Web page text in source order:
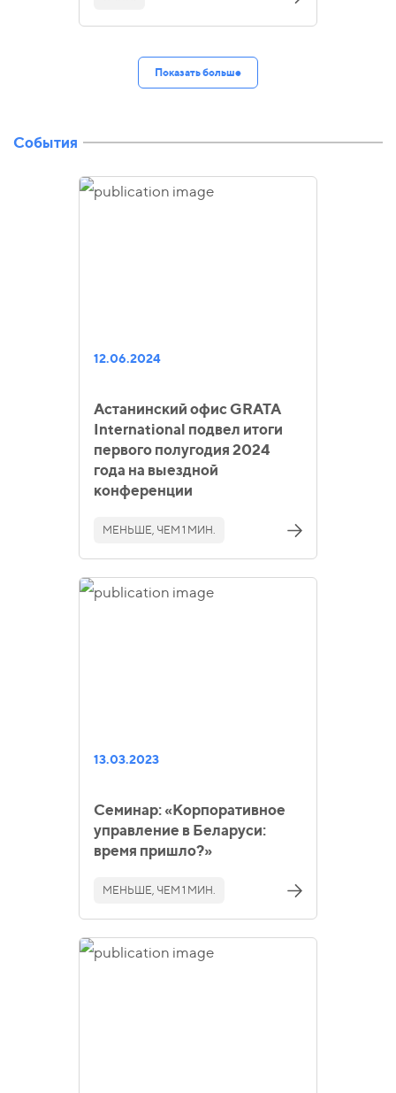
Показать больше
События
12.06.2024
Астанинский офис GRATA
International подвел итоги
первого полугодия 2024
года на выездной
конференции
МЕНЬШЕ, ЧЕМ 1 МИН.
13.03.2023
Семинар: «Корпоративное
управление в Беларуси:
время пришло?»
МЕНЬШЕ, ЧЕМ 1 МИН.